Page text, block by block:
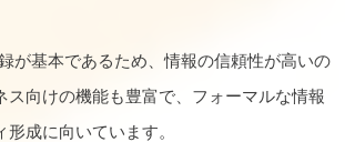
が基本であるため、情報の信頼性が高いの
ス向けの機能も豊富で、フォーマルな情報
成に向いています。